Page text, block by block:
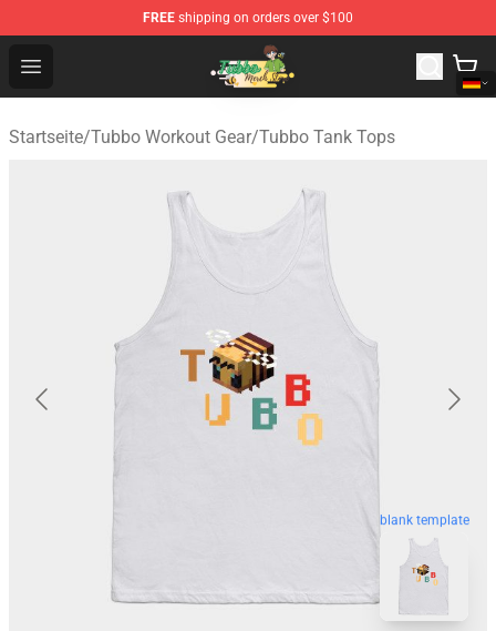
FREE shipping on orders over $100
Open menu
Tubbo Store - Official Tubbo Merchandise Shop
Startseite/Tubbo Workout Gear/Tubbo Tank Tops
blank template